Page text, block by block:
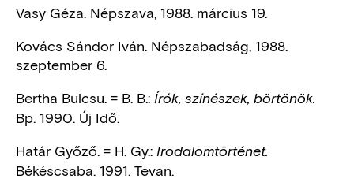
Vasy Géza. Népszava, 1988. március 19.
Kovács Sándor Iván. Népszabadság, 1988.
szeptember 6.
Bertha Bulcsu. = B. B.: Írók, színészek, börtönök.
Bp. 1990. Új Idő.
Határ Győző. = H. Gy.: Irodalomtörténet.
Békéscsaba. 1991. Tevan.